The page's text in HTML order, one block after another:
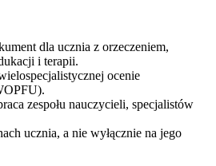
dla ucznia z orzeczeniem,
i terapii.
ocenie
zespołu nauczycieli, specjalistów
ucznia, a nie wyłącznie na jego